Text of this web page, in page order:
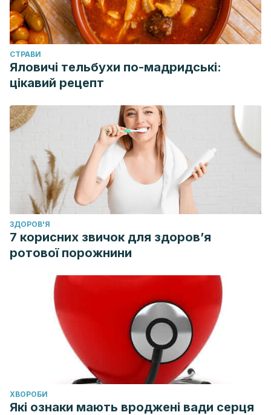
CТРАВИ
Яловичі тельбухи по-мадридські:
цікавий рецепт
ЗДОРОВ'Я
7 корисних звичок для здоров’я
ротової порожнини
ХВОРОБИ
Які ознаки мають вроджені вади серця